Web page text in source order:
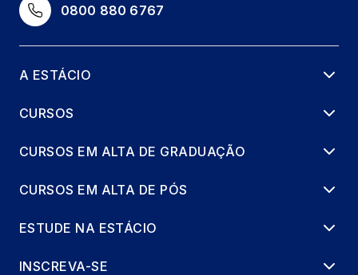
METODOLOGIA CIENTÍFICA E SAÚ.
BASEADA EM EVIDÊNCIA
66 horas
66 horas
ESTÉTICA FACIAL
EXTENSAO: CONVIVER E
REVOLUCIONARIO
0800 880 6767
A ESTÁCIO
CURSOS
CURSOS EM ALTA DE GRADUAÇÃO
CURSOS EM ALTA DE PÓS
ESTUDE NA ESTÁCIO
INSCREVA-SE